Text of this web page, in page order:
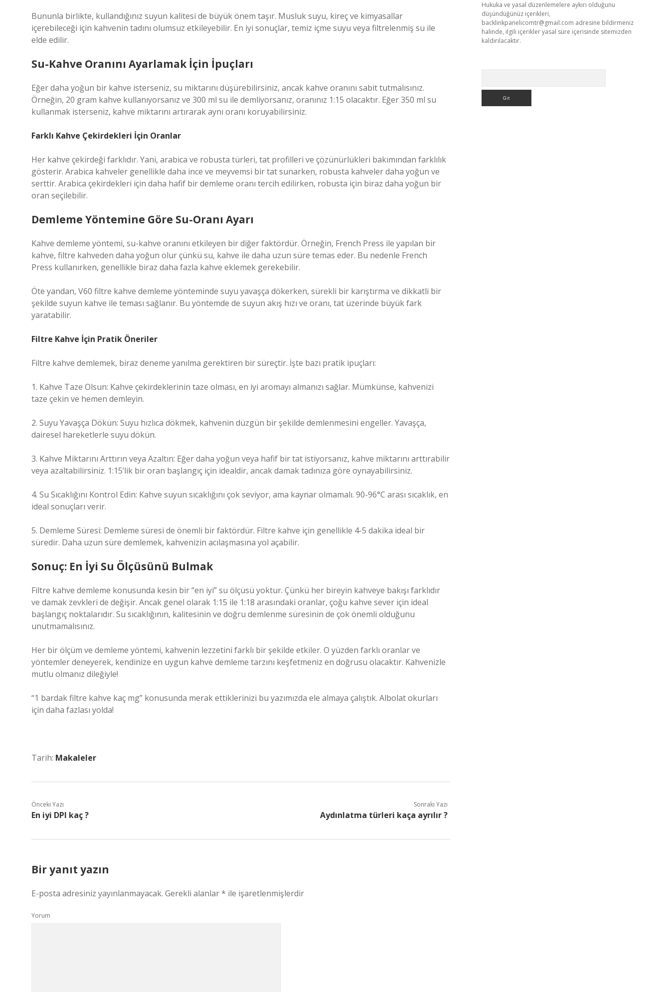
Bununla birlikte, kullandığınız suyun kalitesi de büyük önem taşır. Musluk suyu, kireç ve kimyasallar
içerebileceği için kahvenin tadını olumsuz etkileyebilir. En iyi sonuçlar, temiz içme suyu veya filtrelenmiş su ile
elde edilir.
Su-Kahve Oranını Ayarlamak İçin İpuçları
Eğer daha yoğun bir kahve isterseniz, su miktarını düşürebilirsiniz, ancak kahve oranını sabit tutmalısınız.
Örneğin, 20 gram kahve kullanıyorsanız ve 300 ml su ile demliyorsanız, oranınız 1:15 olacaktır. Eğer 350 ml su
kullanmak isterseniz, kahve miktarını artırarak aynı oranı koruyabilirsiniz.
Farklı Kahve Çekirdekleri İçin Oranlar
Her kahve çekirdeği farklıdır. Yani, arabica ve robusta türleri, tat profilleri ve çözünürlükleri bakımından farklılık
gösterir. Arabica kahveler genellikle daha ince ve meyvemsi bir tat sunarken, robusta kahveler daha yoğun ve
serttir. Arabica çekirdekleri için daha hafif bir demleme oranı tercih edilirken, robusta için biraz daha yoğun bir
oran seçilebilir.
Demleme Yöntemine Göre Su-Oranı Ayarı
Kahve demleme yöntemi, su-kahve oranını etkileyen bir diğer faktördür. Örneğin, French Press ile yapılan bir
kahve, filtre kahveden daha yoğun olur çünkü su, kahve ile daha uzun süre temas eder. Bu nedenle French
Press kullanırken, genellikle biraz daha fazla kahve eklemek gerekebilir.
Öte yandan, V60 filtre kahve demleme yönteminde suyu yavaşça dökerken, sürekli bir karıştırma ve dikkatli bir
şekilde suyun kahve ile teması sağlanır. Bu yöntemde de suyun akış hızı ve oranı, tat üzerinde büyük fark
yaratabilir.
Filtre Kahve İçin Pratik Öneriler
Filtre kahve demlemek, biraz deneme yanılma gerektiren bir süreçtir. İşte bazı pratik ipuçları:
1. Kahve Taze Olsun: Kahve çekirdeklerinin taze olması, en iyi aromayı almanızı sağlar. Mümkünse, kahvenizi
taze çekin ve hemen demleyin.
2. Suyu Yavaşça Dökün: Suyu hızlıca dökmek, kahvenin düzgün bir şekilde demlenmesini engeller. Yavaşça,
dairesel hareketlerle suyu dökün.
3. Kahve Miktarını Arttırın veya Azaltın: Eğer daha yoğun veya hafif bir tat istiyorsanız, kahve miktarını arttırabilir
veya azaltabilirsiniz. 1:15’lik bir oran başlangıç için idealdir, ancak damak tadınıza göre oynayabilirsiniz.
4. Su Sıcaklığını Kontrol Edin: Kahve suyun sıcaklığını çok seviyor, ama kaynar olmamalı. 90-96°C arası sıcaklık, en
ideal sonuçları verir.
5. Demleme Süresi: Demleme süresi de önemli bir faktördür. Filtre kahve için genellikle 4-5 dakika ideal bir
süredir. Daha uzun süre demlemek, kahvenizin acılaşmasına yol açabilir.
Sonuç: En İyi Su Ölçüsünü Bulmak
Filtre kahve demleme konusunda kesin bir “en iyi” su ölçüsü yoktur. Çünkü her bireyin kahveye bakışı farklıdır
ve damak zevkleri de değişir. Ancak genel olarak 1:15 ile 1:18 arasındaki oranlar, çoğu kahve sever için ideal
başlangıç noktalarıdır. Su sıcaklığının, kalitesinin ve doğru demlenme süresinin de çok önemli olduğunu
unutmamalısınız.
Her bir ölçüm ve demleme yöntemi, kahvenin lezzetini farklı bir şekilde etkiler. O yüzden farklı oranlar ve
yöntemler deneyerek, kendinize en uygun kahve demleme tarzını keşfetmeniz en doğrusu olacaktır. Kahvenizle
mutlu olmanız dileğiyle!
“1 bardak filtre kahve kaç mg” konusunda merak ettiklerinizi bu yazımızda ele almaya çalıştık. Albolat okurları
için daha fazlası yolda!
Tarih: Makaleler
Önceki Yazı
En iyi DPI kaç ?
Sonraki Yazı
Aydınlatma türleri kaça ayrılır ?
Bir yanıt yazın
E-posta adresiniz yayınlanmayacak. Gerekli alanlar* ile işaretlenmişlerdir
Yorum
Hukuka ve yasal düzenlemelere aykırı olduğunu
düşündüğünüz içerikleri,
backlinkpanelicomtr@gmail.com adresine bildirmeniz
halinde, ilgili içerikler yasal süre içerisinde sitemizden
kaldırılacaktır.